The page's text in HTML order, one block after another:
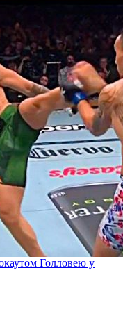
Голловею у